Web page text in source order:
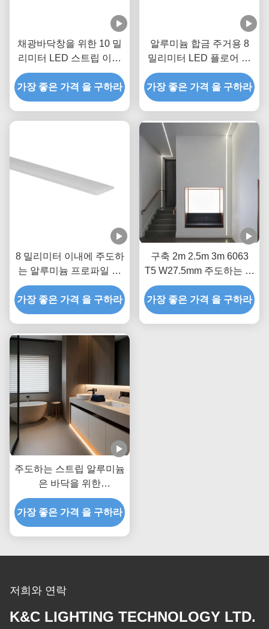
채광바닥창을 위한 10 밀
리미터 LED 스트립 이내
에 2M 길이 LED 지하이
프로필 W21mm* H26mm
가장 좋은 가격 을 구하라
알루미늄 합금 주거용 8
밀리미터 LED 플로어 프
로파일 6063 T5
W19.2mm
가장 좋은 가격 을 구하라
8 밀리미터 이내에 주도하
는 알루미늄 프로파일 은
W19.2mm*H 8 밀리미터
는 LED 플로어 프로파일
조명을 위한 스트립을 이
가장 좋은 가격 을 구하라
구축 2m 2.5m 3m 6063
T5 W27.5mm 주도하는 플
로어 프로파일
가장 좋은 가격 을 구하라
주도하는 스트립 알루미늄
은 바닥을 위한
W21*h26mm LED 라이트
알류미늄 압출을 돋보이게
합니다
가장 좋은 가격 을 구하라
저희와 연락
K&C LIGHTING TECHNOLOGY LTD.